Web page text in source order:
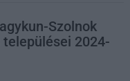
Szolnok
2024-